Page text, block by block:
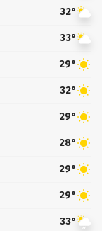
32°
33°
29°
32°
29°
28°
29°
29°
33°